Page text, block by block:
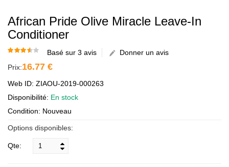
African Pride Olive Miracle Leave-In
Conditioner
Basé sur 3 avis
Donner un avis
Prix:16.77 €
Web ID: ZIAOU-2019-000263
Disponibilité: En stock
Condition: Nouveau
Options disponibles:
Qte: